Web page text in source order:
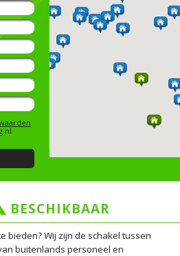
BESCHIKBAAR
bieden? Wij zijn de schakel tussen
buitenlands personeel en